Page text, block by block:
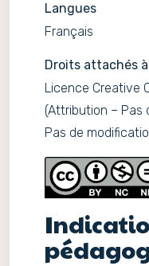
Langues
Français
Droits attachés
Licence Creative
(Attribution – Pas
Pas de